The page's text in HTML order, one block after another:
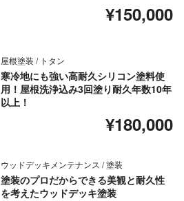
¥150,000
屋根塗装 / トタン
寒冷地にも強い高耐久シリコン塗料使
用！屋根洗浄込み3回塗り耐久年数10年
以上！
¥180,000
ウッドデッキメンテナンス / 塗装
塗装のプロだからできる美観と耐久性
を考えたウッドデッキ塗装